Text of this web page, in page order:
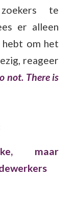
te
er alleen
om het
reageer
not. There is
maar